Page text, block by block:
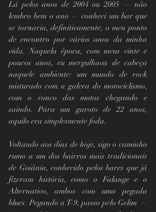
Lá pelos anos de 2004 ou 2005 — não
lembro bem o ano — conheci um bar que
se tornaria, definitivamente, o meu ponto
de encontro por vários anos da minha
vida. Naquela época, com meus vinte e
poucos anos, eu mergulhava de cabeça
naquele ambiente: um mundo de rock
misturado com a galera do motociclismo,
com o ronco das motos chegando e
saindo. Para um garoto de 22 anos,
aquilo era simplesmente foda.
Voltando aos dias de hoje, sigo o caminho
rumo a um dos bairros mais tradicionais
de Goiânia, conhecido pelos bares que já
fizeram história, como o Falange e o
Alternativo, ambos com uma pegada
blues. Pegando a T-9, passo pelo Gelim —